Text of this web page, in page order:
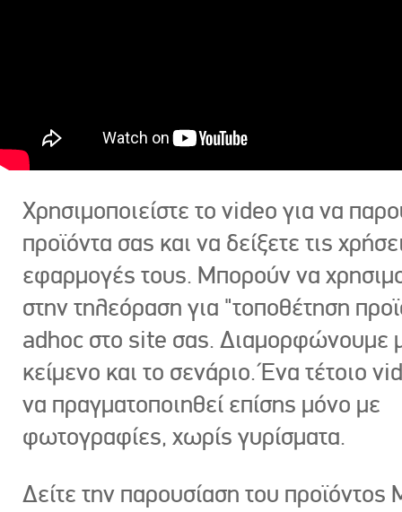
Χρησιμοποιείστε το video για να
προϊόντα σας και να δείξετε τις
εφαρμογές τους. Μπορούν να
στην τηλεόραση για "τοποθέτηση
adhoc στο site σας. Διαμορφώνουμε
κείμενο και το σενάριο. Ένα τέτοιο
να πραγματοποιηθεί επίσης μόνο με
φωτογραφίες, χωρίς γυρίσματα.
Δείτε την παρουσίαση του προϊόντος